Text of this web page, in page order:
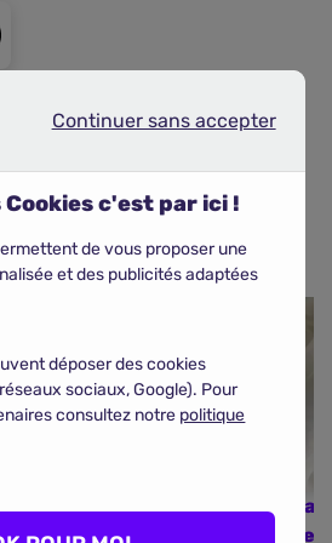
actualités
santé : les
2026
Les
Continuer sans accepter
c'est par ici !
de vous proposer une
et des publicités adaptées
déposer des cookies
sociaux, Google). Pour
consultez notre politique
Continuer sans accepter